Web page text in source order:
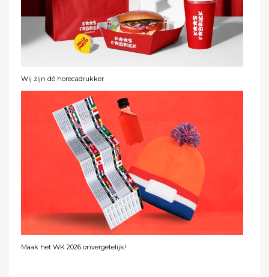
Wij zijn dé horecadrukker
Maak het WK 2026 onvergetelijk!